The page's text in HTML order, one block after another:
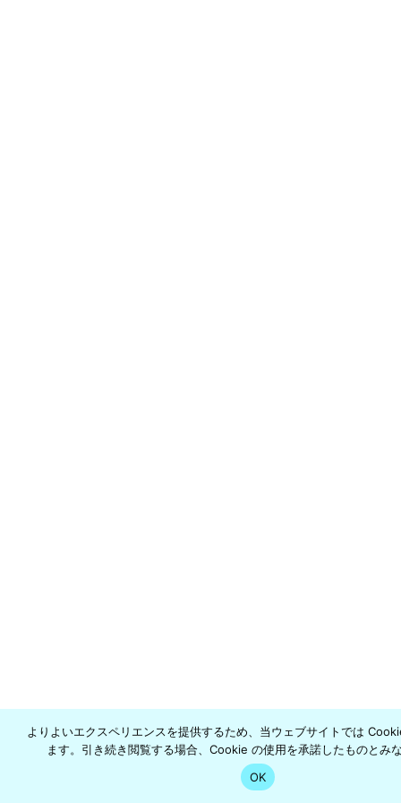
よりよいエクスペリエンスを提供するため、当ウェブサイトでは
ます。引き続き閲覧する場合、Cookie の使用を承諾したものとみ
OK